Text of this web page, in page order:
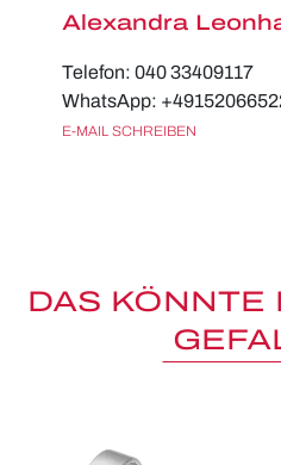
Alexandra
Telefon: 040 33409117
WhatsApp:
E-MAIL SCHREIBEN
DAS KÖNNTE